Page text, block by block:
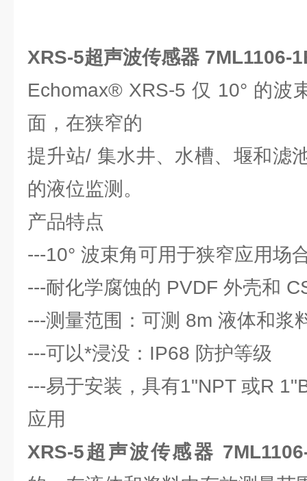
XRS-5超声波传感器 7ML1106-
Echomax® XRS-5 仅 10° 的波
面，在狭窄的
提升站/ 集水井、水槽、堰和滤
的液位监测。
产品特点
---10° 波束角可用于狭窄应用场
---耐化学腐蚀的 PVDF 外壳和
---测量范围：可测 8m 液体和浆
---可以*浸没：IP68 防护等级
---易于安装，具有1"NPT 或R
应用
XRS-5超声波传感器